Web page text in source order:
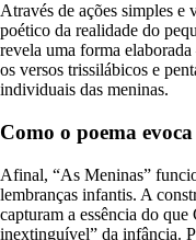
Através de ações simples
poético da realidade do
revela uma forma
os versos trissilábicos e
individuais das meninas.
Como o poema
Afinal, “As Meninas”
lembranças infantis. A
capturam a essência do
inextinguível” da infância.